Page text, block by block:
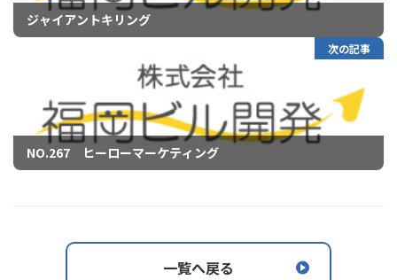
ジャイアントキリング
次の記事
NO.267 ヒーローマーケティング
一覧へ戻る